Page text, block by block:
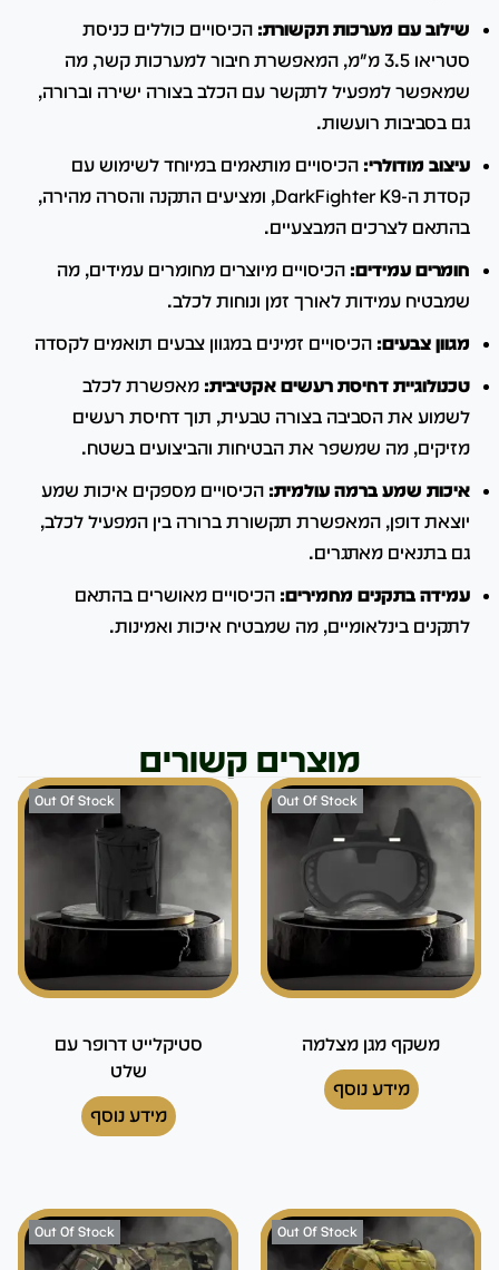
שילוב עם מערכות תקשורת: הכיסויים כוללים כניסת
סטריאו 3.5 מ"מ, המאפשרת חיבור למערכות קשר, מה
שמאפשר למפעיל לתקשר עם הכלב בצורה ישירה וברורה,
גם בסביבות רועשות.
עיצוב מודולרי: הכיסויים מותאמים במיוחד לשימוש עם
קסדת ה-DarkFighter K9, ומציעים התקנה והסרה מהירה,
בהתאם לצרכים המבצעיים.
חומרים עמידים: הכיסויים מיוצרים מחומרים עמידים, מה
שמבטיח עמידות לאורך זמן ונוחות לכלב.
מגוון צבעים: הכיסויים זמינים במגוון צבעים תואמים לקסדה
טכנולוגיית דחיסת רעשים אקטיבית: מאפשרת לכלב
לשמוע את הסביבה בצורה טבעית, תוך דחיסת רעשים
מזיקים, מה שמשפר את הבטיחות והביצועים בשטח.
איכות שמע ברמה עולמית: הכיסויים מספקים איכות שמע
יוצאת דופן, המאפשרת תקשורת ברורה בין המפעיל לכלב,
גם בתנאים מאתגרים.
עמידה בתקנים מחמירים: הכיסויים מאושרים בהתאם
לתקנים בינלאומיים, מה שמבטיח איכות ואמינות.
מוצרים קשורים
Out Of Stock
משקף מגן מצלמה
מידע נוסף
Out Of Stock
סטיקלייט דרופר עם
שלט
מידע נוסף
Out Of Stock
Out Of Stock